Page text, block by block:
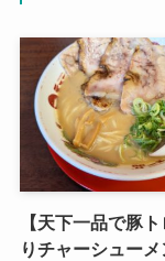
【天下一品で豚
りチャーシュー